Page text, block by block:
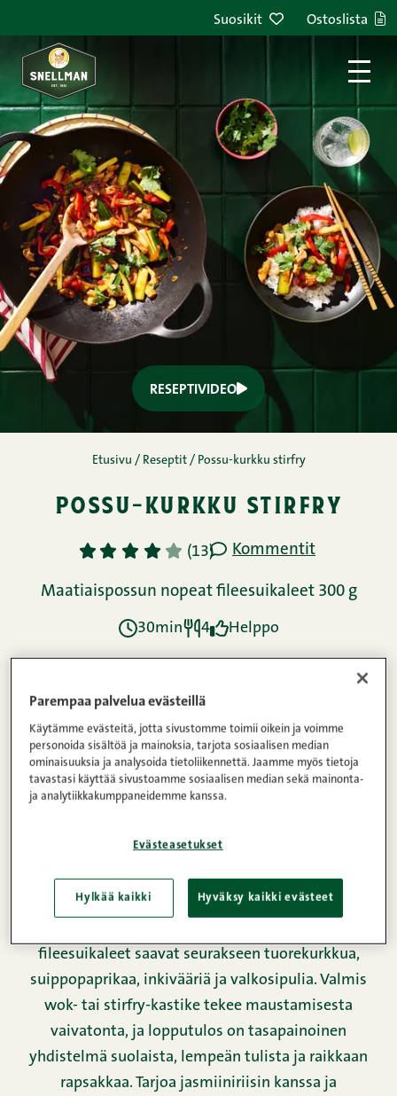
Suosikit Ostoslista
Parempaa palvelua evästeillä
Käytämme evästeitä, jotta sivustomme toimii oikein ja voimme
personoida sisältöä ja mainoksia, tarjota sosiaalisen median
ominaisuuksia ja analysoida tietoliikennettä. Jaamme myös tietoja
tavastasi käyttää sivustoamme sosiaalisen median sekä mainonta-
ja analytiikkakumppaneidemme kanssa.
Evästeasetukset
Hylkää kaikki Hyväksy kaikki evästeet